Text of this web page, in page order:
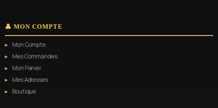
👤 MON COMPTE
Mon Compte
Mes Commandes
Mon Panier
Mes Adresses
Boutique